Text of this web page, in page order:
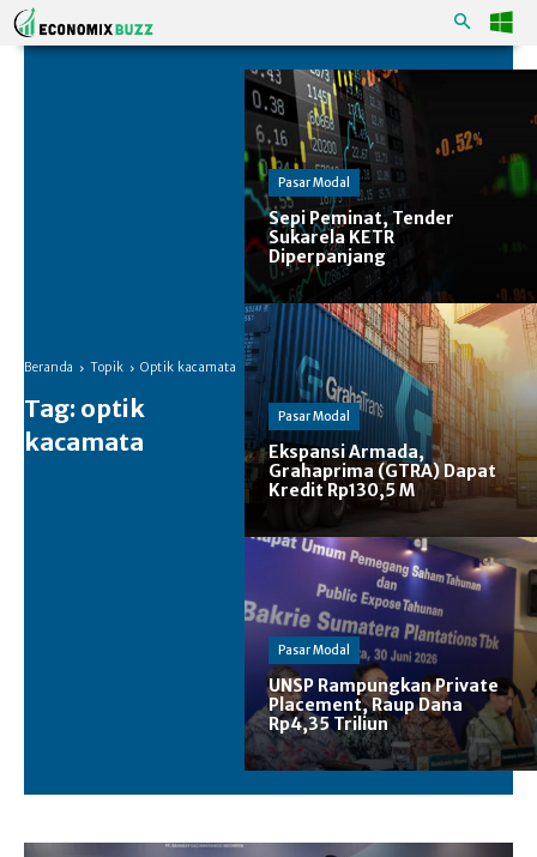
Beranda Topik Optik kacamata
Tag: optik
kacamata
Pasar Modal
Sepi Peminat, Tender
Sukarela KETR
Diperpanjang
Pasar Modal
Ekspansi Armada,
Grahaprima (GTRA) Dapat
Kredit Rp130,5 M
Pasar Modal
UNSP Rampungkan Private
Placement, Raup Dana
Rp4,35 Triliun